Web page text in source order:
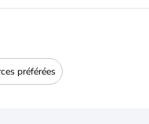
préférées